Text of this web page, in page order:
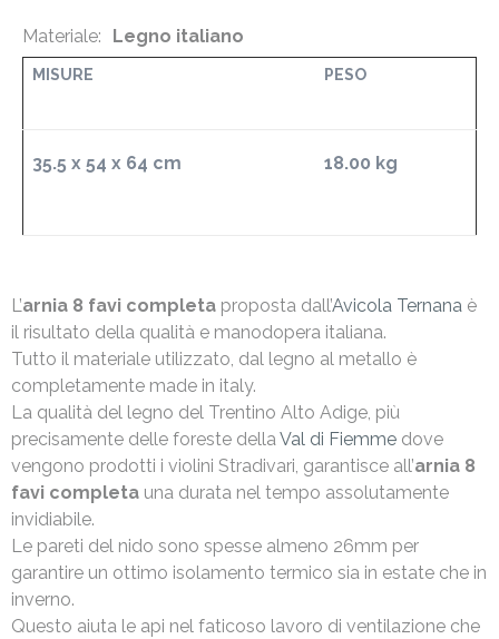
Materiale: Legno italiano
MISURE PESO
35.5 x 54 x 64 cm 18.00 kg
L’arnia 8 favi completa proposta dall’Avicola Ternana è
il risultato della qualità e manodopera italiana.
Tutto il materiale utilizzato, dal legno al metallo è
completamente made in italy.
La qualità del legno del Trentino Alto Adige, più
precisamente delle foreste dellaVal di Fiemme dove
vengono prodotti i violini Stradivari, garantisce all’arnia 8
favi completa una durata nel tempo assolutamente
invidiabile.
Le pareti del nido sono spesse almeno 26mm per
garantire un ottimo isolamento termico sia in estate che in
inverno.
Questo aiuta le api nel faticoso lavoro di ventilazione che